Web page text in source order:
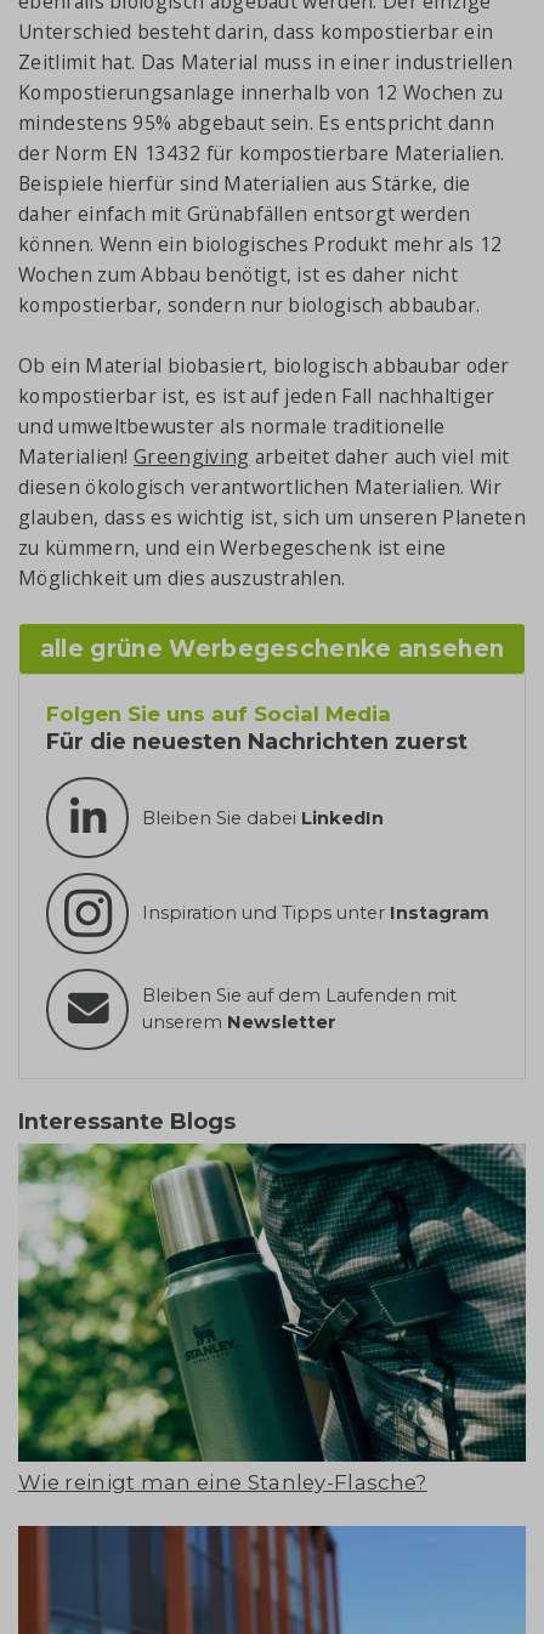
Unterschied besteht darin, dass kompostierbar ein
Zeitlimit hat. Das Material muss in einer industriellen
Kompostierungsanlage innerhalb von 12 Wochen zu
mindestens 95% abgebaut sein. Es entspricht dann
der Norm EN 13432 für kompostierbare Materialien.
Beispiele hierfür sind Materialien aus Stärke, die
daher einfach mit Grünabfällen entsorgt werden
können. Wenn ein biologisches Produkt mehr als 12
Wochen zum Abbau benötigt, ist es daher nicht
kompostierbar, sondern nur biologisch abbaubar.
Ob ein Material biobasiert, biologisch abbaubar oder
kompostierbar ist, es ist auf jeden Fall nachhaltiger
und umweltbewuster als normale traditionelle
Materialien!Greengiving arbeitet daher auch viel mit
diesen ökologisch verantwortlichen Materialien. Wir
glauben, dass es wichtig ist, sich um unseren Planeten
zu kümmern, und ein Werbegeschenk ist eine
Möglichkeit um dies auszustrahlen.
alle grüne Werbegeschenke ansehen
Folgen Sie uns auf Social Media
Für die neuesten Nachrichten zuerst
Bleiben Sie dabei LinkedIn
Inspiration und Tipps unter Instagram
Bleiben Sie auf dem Laufenden mit
unserem Newsletter
Interessante Blogs
Wie reinigt man eine Stanley-Flasche?